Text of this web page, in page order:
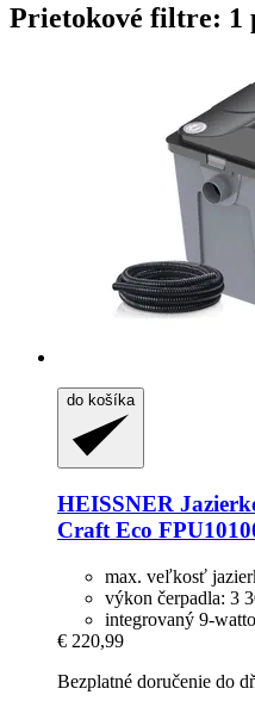
Prietokové filtre: 1
do košíka
HEISSNER
Craft Eco
max. veľkosť
výkon čerpadla: 3
integrovaný 9-
€ 220,99
Bezplatné doručenie do